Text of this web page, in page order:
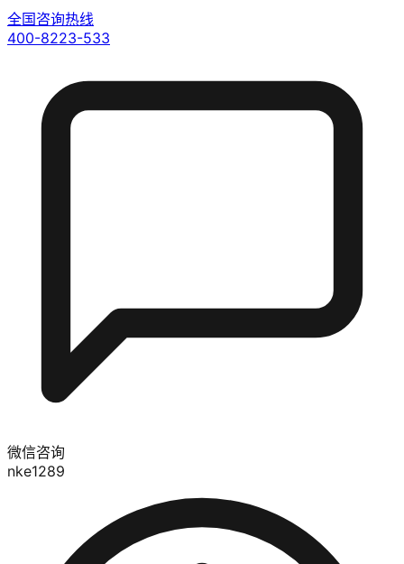
全国咨询热线
400-8223-533
微信咨询
nke1289